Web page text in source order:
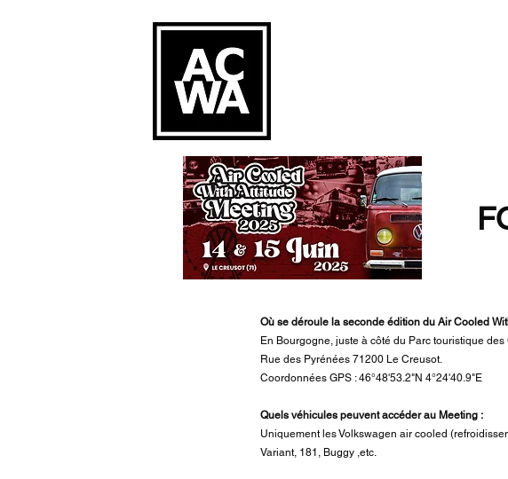
Où se déroule la seconde édition du Air Cooled
En Bourgogne, juste à côté du Parc touristique
Rue des Pyrénées 71200 Le Creusot.
Coordonnées GPS : 46°48'53.2"N 4°24'40.9"E
Quels véhicules peuvent accéder au Meeting :
Uniquement les Volkswagen air cooled
Variant, 181, Buggy ,etc.